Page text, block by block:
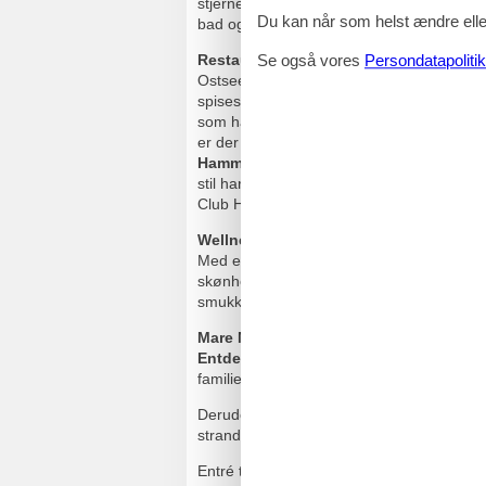
bad og toilet, hårtørrer og TV samt en
Restauranter
OstseeResort Damp er ikke bare
spisesteder med alt fra à la carte og
som har en hyggelig atmosfære og
er der også den amerikansk inspirerede
Hammaburg
stil har et stort udvalg af akvavit, som
Club Hel og mange flere.
Wellness & fitness
Med et 4.000 m² stort wellnessområde,
skønhedsbehandlinger eller fitness. I det
smukke udsigt over Østersøen. Her kan I
Mare Mara
Entdeckbad
familievenligt saunaområde ved
Derudover er der også mulighed for at
stranden.
Entré til Panoramabad, Mare Mara,
Du kan når som helst ændre
Se også vores Persondatapolitik